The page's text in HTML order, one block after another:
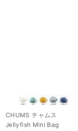
CHUMS チャムス
Jellyfish Mini Bag